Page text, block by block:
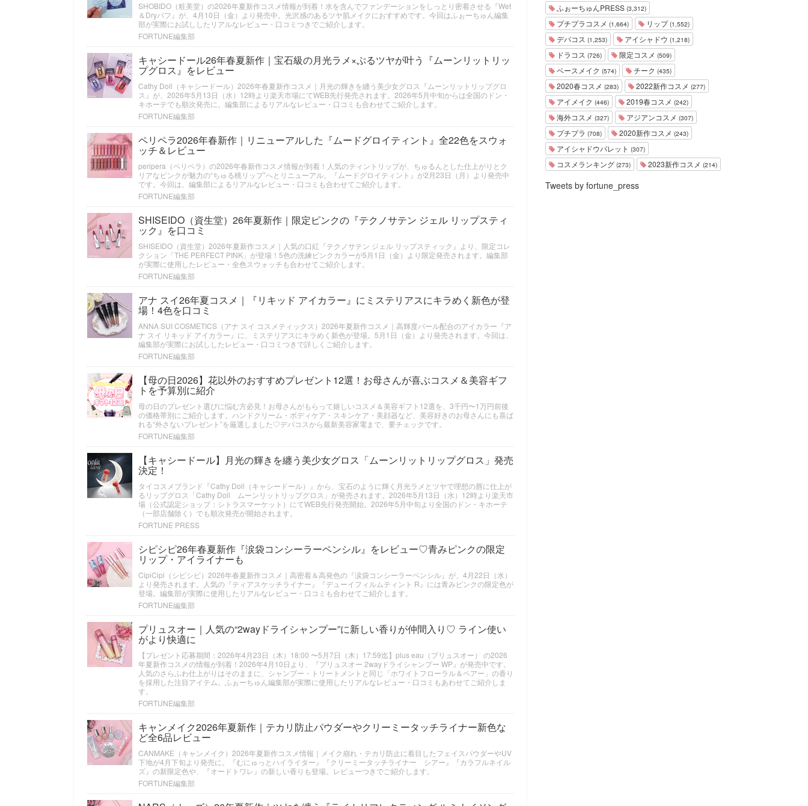
SHOBIDO（粧美堂）の2026年夏新作コスメ情報が到着！水を含んでファンデーションをしっとり密着させる『Wet
＆Dryパフ』が、4月10日（金）より発売中。光沢感のあるツヤ肌メイクにおすすめです。今回はふぉーちゅん編集
部が実際にお試ししたリアルなレビュー・口コミつきでご紹介します。
FORTUNE編集部
キャシードール26年春夏新作｜宝石級の月光ラメ×ぷるツヤが叶う『ムーンリットリッ
プグロス』をレビュー
Cathy Doll（キャシードール）2026年春夏新作コスメ｜月光の輝きを纏う美少女グロス『ムーンリットリップグロ
ス』が、2026年5月13日（水）12時より楽天市場にてWEB先行発売されます。2026年5月中旬からは全国のドン・
キホーテでも順次発売に。編集部によるリアルなレビュー・口コミも合わせてご紹介します。
FORTUNE編集部
ペリペラ2026年春新作｜リニューアルした『ムードグロイティント』全22色をスウォ
ッチ＆レビュー
peripera（ペリペラ）の2026年春新作コスメ情報が到着！人気のティントリップが、ちゅるんとした仕上がりとク
リアなピンクが魅力の“ちゅる桃リップ”へとリニューアル。『ムードグロイティント』が2月23日（月）より発売中
です。今回は、編集部によるリアルなレビュー・口コミも合わせてご紹介します。
FORTUNE編集部
SHISEIDO（資生堂）26年夏新作｜限定ピンクの『テクノサテン ジェル リップスティ
ック』を口コミ
SHISEIDO（資生堂）2026年夏新作コスメ｜人気の口紅『テクノサテン ジェル リップスティック』より、限定コレ
クション「THE PERFECT PINK」が登場！5色の洗練ピンクカラーが5月1日（金）より限定発売されます。編集部
が実際に使用したレビュー・全色スウォッチも合わせてご紹介します。
FORTUNE編集部
アナ スイ26年夏コスメ｜『リキッド アイカラー』にミステリアスにキラめく新色が登
場！4色を口コミ
ANNA SUI COSMETICS（アナ スイ コスメティックス）2026年夏新作コスメ｜高輝度パール配合のアイカラー『ア
ナ スイ リキッド アイカラー』に、ミステリアスにキラめく新色が登場。5月1日（金）より発売されます。今回は、
編集部が実際にお試ししたレビュー・口コミつきで詳しくご紹介します。
FORTUNE編集部
【母の日2026】花以外のおすすめプレゼント12選！お母さんが喜ぶコスメ＆美容ギフ
トを予算別に紹介
母の日のプレゼント選びに悩む方必見！お母さんがもらって嬉しいコスメ＆美容ギフト12選を、3千円〜1万円前後
の価格帯別にご紹介します。ハンドクリーム・ボディケア・スキンケア・美顔器など、美容好きのお母さんにも喜ば
れる“外さないプレゼント”を厳選しました♡デパコスから最新美容家電まで、要チェックです。
FORTUNE編集部
【キャシードール】月光の輝きを纏う美少女グロス「ムーンリットリップグロス」発売
決定！
タイコスメブランド『Cathy Doll（キャシードール）』から、宝石のように輝く月光ラメとツヤで理想の唇に仕上が
るリップグロス「Cathy Doll ムーンリットリップグロス」が発売されます。2026年5月13日（水）12時より楽天市
場（公式認定ショップ：シトラスマーケット）にてWEB先行発売開始。2026年5月中旬より全国のドン・キホーテ
（一部店舗除く）でも順次発売が開始されます。
FORTUNE PRESS
シピシピ26年春夏新作『涙袋コンシーラーペンシル』をレビュー♡青みピンクの限定
リップ・アイライナーも
CipiCipi（シピシピ）2026年春夏新作コスメ｜高密着＆高発色の『涙袋コンシーラーペンシル』が、4月22日（水）
より発売されます。人気の『ティアスケッチライナー』『デューイフィルムティント R』には青みピンクの限定色が
登場。編集部が実際に使用したリアルなレビュー・口コミも合わせてご紹介します。
FORTUNE編集部
プリュスオー｜人気の“2wayドライシャンプー”に新しい香りが仲間入り♡ ライン使い
がより快適に
【プレゼント応募期間：2026年4月23日（木）18:00 〜5月7日（木）17:59迄】plus eau（プリュスオー） の2026
年夏新作コスメの情報が到着！2026年4月10日より、『プリュスオー 2wayドライシャンプー WP』が発売中です。
人気のさらふわ仕上がりはそのままに、シャンプー・トリートメントと同じ「ホワイトフローラル＆ペアー」の香り
を採用した注目アイテム。ふぉーちゅん編集部が実際に使用したリアルなレビュー・口コミもあわせてご紹介しま
す。
FORTUNE編集部
キャンメイク2026年夏新作｜テカリ防止パウダーやクリーミータッチライナー新色な
ど全6品レビュー
CANMAKE（キャンメイク）2026年夏新作コスメ情報｜メイク崩れ・テカリ防止に着目したフェイスパウダーやUV
下地が4月下旬より発売に。『むにゅっとハイライター』『クリーミータッチライナー シアー』『カラフルネイル
ズ』の新限定色や、『オードトワレ』の新しい香りも登場。レビューつきでご紹介します。
FORTUNE編集部
ふぉーちゅんPRESS (3,312)
プチプラコスメ (1,664) リップ(1,552)
デパコス (1,253) アイシャドウ (1,218)
ドラコス (726) 限定コスメ (509)
ベースメイク (574) チーク (435)
2020春コスメ (283) 2022新作コスメ (277)
アイメイク (446) 2019春コスメ (242)
海外コスメ (327) アジアンコスメ (307)
プチプラ (708) 2020新作コスメ (243)
アイシャドウパレット (307)
コスメランキング (273) 2023新作コスメ (214)
Tweets by fortune_press